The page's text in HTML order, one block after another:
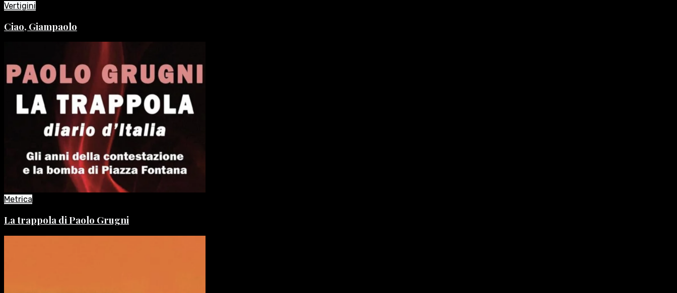
Vertigini
Ciao, Giampaolo
Metrica
La trappola di Paolo Grugni